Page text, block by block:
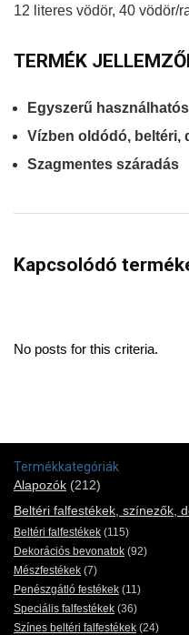
12 literes vödör, 40 vödör/
TERMÉK
Egyszerű
Vízben oldódó, beltéri,
Szagmentes száradás
Kapcsolódó
No posts for this criteria.
Termékkategóriák
Alapozók (212)
Beltéri falfestékek, színezők,
Beltéri falfestékek (115)
Dekorációs bevonatok (92)
Mészfestékek (7)
Penészgátló festékek (11)
Speciális falfestékek (36)
Színes beltéri falfestékek (24)